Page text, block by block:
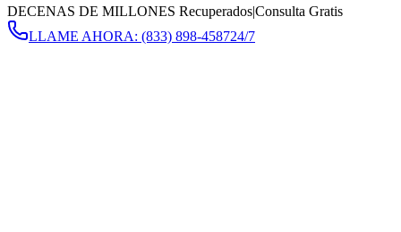
DECENAS DE MILLONES Recuperados|Consulta Gratis
LLAME AHORA: (833) 898-458724/7